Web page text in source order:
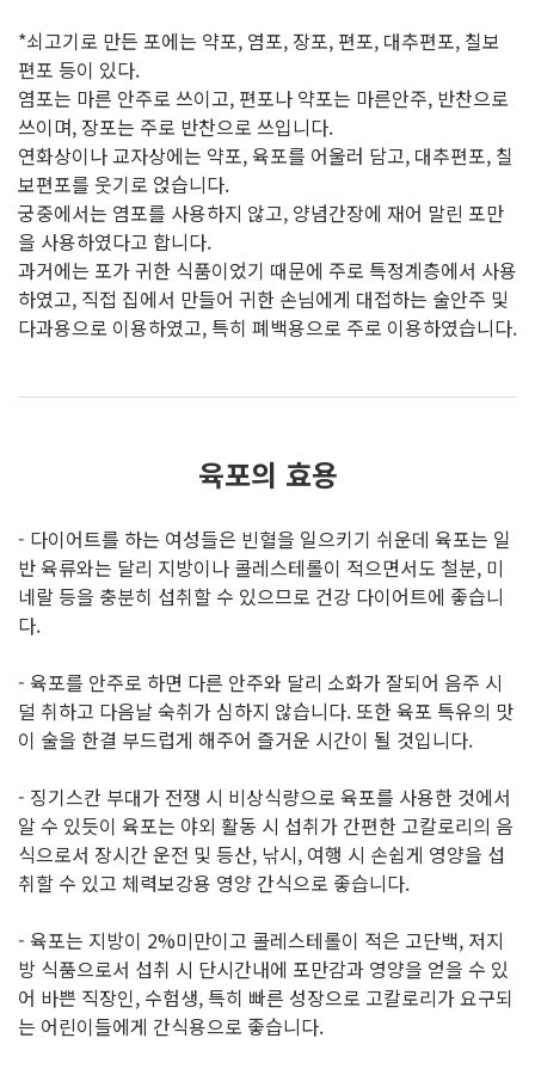
*쇠고기로 만든 포에는 약포, 염포, 장포, 편포, 대추편포, 칠보
편포 등이 있다.
염포는 마른 안주로 쓰이고, 편포나 약포는 마른안주, 반찬으로
쓰이며, 장포는 주로 반찬으로 쓰입니다.
연화상이나 교자상에는 약포, 육포를 어울러 담고, 대추편포, 칠
보편포를 웃기로 얹습니다.
궁중에서는 염포를 사용하지 않고, 양념간장에 재어 말린 포만
을 사용하였다고 합니다.
과거에는 포가 귀한 식품이었기 때문에 주로 특정계층에서 사용
하였고, 직접 집에서 만들어 귀한 손님에게 대접하는 술안주 및
다과용으로 이용하였고, 특히 폐백용으로 주로 이용하였습니다.
육포의 효용
- 다이어트를 하는 여성들은 빈혈을 일으키기 쉬운데 육포는 일
반 육류와는 달리 지방이나 콜레스테롤이 적으면서도 철분, 미
네랄 등을 충분히 섭취할 수 있으므로 건강 다이어트에 좋습니
다.
- 육포를 안주로 하면 다른 안주와 달리 소화가 잘되어 음주 시
덜 취하고 다음날 숙취가 심하지 않습니다. 또한 육포 특유의 맛
이 술을 한결 부드럽게 해주어 즐거운 시간이 될 것입니다.
- 징기스칸 부대가 전쟁 시 비상식량으로 육포를 사용한 것에서
알 수 있듯이 육포는 야외 활동 시 섭취가 간편한 고칼로리의 음
식으로서 장시간 운전 및 등산, 낚시, 여행 시 손쉽게 영양을 섭
취할 수 있고 체력보강용 영양 간식으로 좋습니다.
- 육포는 지방이 2%미만이고 콜레스테롤이 적은 고단백, 저지
방 식품으로서 섭취 시 단시간내에 포만감과 영양을 얻을 수 있
어 바쁜 직장인, 수험생, 특히 빠른 성장으로 고칼로리가 요구되
는 어린이들에게 간식용으로 좋습니다.